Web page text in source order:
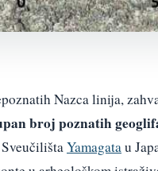
Nazca linija,
broj poznatih
Yamagatau